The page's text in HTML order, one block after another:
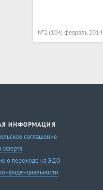
№2 (104) февраль 2014
ИНФОРМАЦИЯ
соглашение
оферта
о переходе на ЭДО